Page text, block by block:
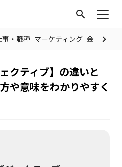
search
事・職種 マーケティング 金融 制度
クティブ】の違いと
や意味をわかりやすく